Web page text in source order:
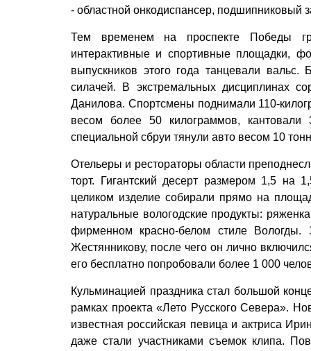
- областной онкодиспансер, подшипниковый
Тем временем на проспекте Победы
интерактивные и спортивные площадки,
выпускников этого года танцевали
силачей. В экстремальных дисциплинах
Данилова. Спортсмены поднимали 110-
весом более 50 килограммов,
специальной сбруи тянули авто весом 10
Отельеры и рестораторы облас­ти
торт. Гигантский десерт размером 1,5 на
целиком изделие собирали прямо на
натуральные вологодские продукты:
фирменном красно-белом стиле Вологды.
Жестянникову, после чего он лично
его бесплатно попробовали более 1 000
Кульминацией праздника стал большой
рамках проекта «Лето Русского Севера».
известная российская певица и актриса
даже стали участниками съемок клипа.